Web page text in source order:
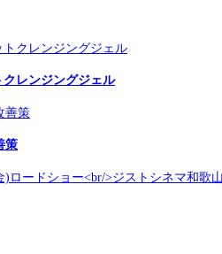
レンジングジェル
策